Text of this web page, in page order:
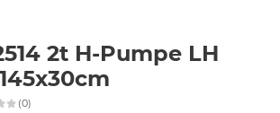
2t H-Pumpe LH
(0)